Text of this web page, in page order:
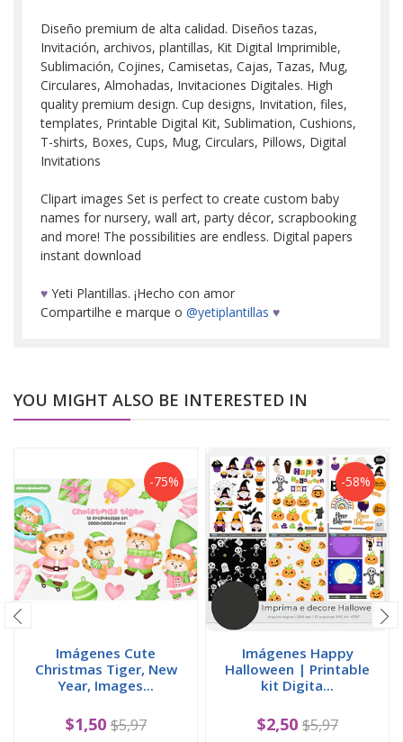
Diseño premium de alta calidad. Diseños tazas,
Invitación, archivos, plantillas, Kit Digital Imprimible,
Sublimación, Cojines, Camisetas, Cajas, Tazas, Mug,
Circulares, Almohadas, Invitaciones Digitales. High
quality premium design. Cup designs, Invitation, files,
templates, Printable Digital Kit, Sublimation, Cushions,
T-shirts, Boxes, Cups, Mug, Circulars, Pillows, Digital
Invitations
Clipart images Set is perfect to create custom baby
names for nursery, wall art, party décor, scrapbooking
and more! The possibilities are endless. Digital papers
instant download
♥ Yeti Plantillas. ¡Hecho con amor
Compartilhe e marque o @yetiplantillas ♥
YOU MIGHT ALSO BE INTERESTED IN
-75%
Imágenes Cute
Christmas Tiger, New
Year, Images...
$1,50 $5,97
-58%
Imágenes Happy
Halloween | Printable
kit Digita...
$2,50 $5,97